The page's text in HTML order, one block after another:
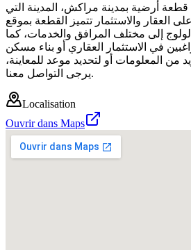
قطعة أرضية بمدينة مراكش، المدينة التي
العقار والاستثمار تتميز القطعة بموقع
إلى مختلف المرافق والخدمات، كما
في الاستثمار العقاري أو بناء مسكن
من المعلومات أو لتحديد موعد للمعاينة،
يرجى التواصل معنا.
Localisation
Ouvrir dans Maps